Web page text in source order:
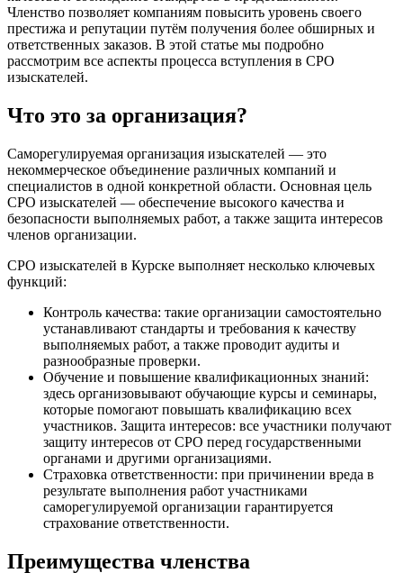
Членство позволяет компаниям повысить уровень своего
престижа и репутации путём получения более обширных и
ответственных заказов. В этой статье мы подробно
рассмотрим все аспекты процесса вступления в СРО
изыскателей.
Что это за организация?
Саморегулируемая организация изыскателей — это
некоммерческое объединение различных компаний и
специалистов в одной конкретной области. Основная цель
СРО изыскателей — обеспечение высокого качества и
безопасности выполняемых работ, а также защита интересов
членов организации.
СРО изыскателей в Курске выполняет несколько ключевых
функций:
Контроль качества: такие организации самостоятельно
устанавливают стандарты и требования к качеству
выполняемых работ, а также проводит аудиты и
разнообразные проверки.
Обучение и повышение квалификационных знаний:
здесь организовывают обучающие курсы и семинары,
которые помогают повышать квалификацию всех
участников. Защита интересов: все участники получают
защиту интересов от СРО перед государственными
органами и другими организациями.
Страховка ответственности: при причинении вреда в
результате выполнения работ участниками
саморегулируемой организации гарантируется
страхование ответственности.
Преимущества членства